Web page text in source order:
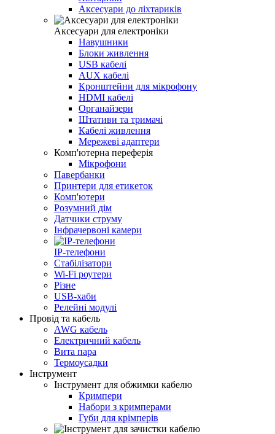
Аксесуари до ліхтариків
Аксесуари для електроніки
Навушники
Блоки живлення
USB кабелі
AUX кабелі
Кронштейни для мікрофону
HDMI кабелі
Органайзери
Штативи та тримачі
Кабелі живлення
Мережеві адаптери
Комп'ютерна переферія
Мікрофони
Павербанки
Принтери для етикеток
Комп'ютери
Розумний дім
Датчики струму
Інфрачервоні камери
IP-телефони
Стабілізатори
Wi‑Fi роутери
Різне
USB-хаби
Релейні модулі
Провід та кабель
AWG кабель
Електричний кабель
Вита пара
Термоусадки
Інструмент
Інструмент для обжимки кабелю
Кримпери
Набори з кримперами
Губи для крімперів